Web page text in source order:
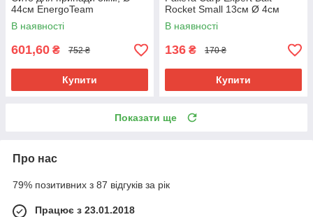
44см EnergoTeam
В наявності
601,60 ₴ 752 ₴
Купити
Rocket Small 13см Ø 4см
В наявності
136 ₴ 170 ₴
Купити
Показати ще
Про нас
79% позитивних з 87 відгуків за рік
Працює з 23.01.2018